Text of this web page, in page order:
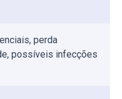
perda
possíveis infecções